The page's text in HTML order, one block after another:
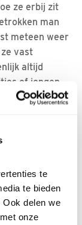
te
te bieden
delen we
onze
ze erbij zit
man
meteen weer
vast
altijd
of jongen.
oud ze zijn
20 dagen
later een
uit 1